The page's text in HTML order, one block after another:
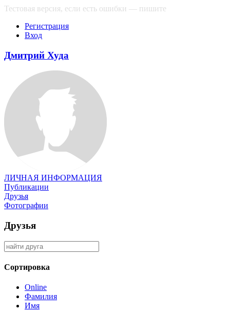
Тестовая версия, если есть ошибки — пишите
Регистрация
Вход
Дмитрий Худа
ЛИЧНАЯ ИНФОРМАЦИЯ
Публикации
Друзья
Фотографии
Друзья
Сортировка
Online
Фамилия
Имя